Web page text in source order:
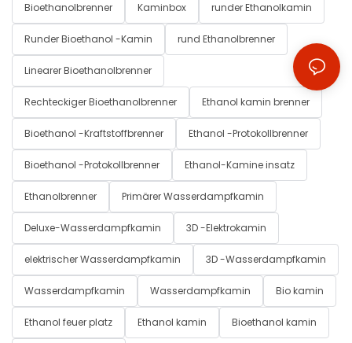
Bioethanolbrenner Kaminbox runder Ethanolkamin
Runder Bioethanol -Kamin rund Ethanolbrenner
Linearer Bioethanolbrenner
Rechteckiger Bioethanolbrenner Ethanol kamin brenner
Bioethanol -Kraftstoffbrenner Ethanol -Protokollbrenner
Bioethanol -Protokollbrenner Ethanol-Kamine insatz
Ethanolbrenner Primärer Wasserdampfkamin
Deluxe-Wasserdampfkamin 3D -Elektrokamin
elektrischer Wasserdampfkamin 3D -Wasserdampfkamin
Wasserdampfkamin Wasserdampfkamin Bio kamin
Ethanol feuer platz Ethanol kamin Bioethanol kamin